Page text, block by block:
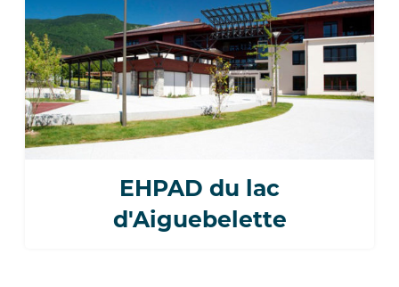
EHPAD du lac
d'Aiguebelette